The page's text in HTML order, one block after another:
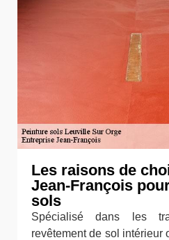
Les raisons de
Jean-François
sols
Spécialisé dans les
revêtement de sol intérieur